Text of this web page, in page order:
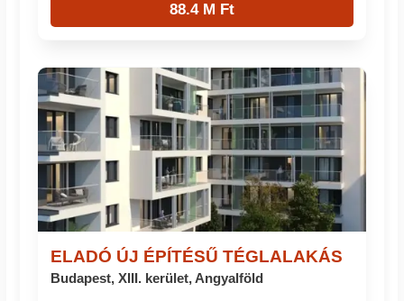
88.4 M Ft
ELADÓ ÚJ ÉPÍTÉSŰ TÉGLALAKÁS
Budapest, XIII. kerület, Angyalföld